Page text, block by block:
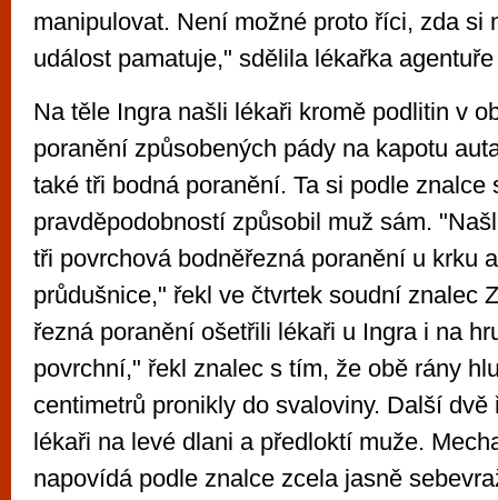
manipulovat. Není možné proto říci, zda si
událost pamatuje," sdělila lékařka
Na těle Ingra našli lékaři kromě podlitin v
poranění způsobených pády na kapotu
také tři bodná poranění. Ta si podle znalce
pravděpodobností způsobil muž sám.
tři povrchová bodněřezná poranění u krku
průdušnice," řekl ve čtvrtek soudní znalec
řezná poranění ošetřili lékaři u Ingra i na
povrchní," řekl znalec s tím, že obě rány
centimetrů pronikly do svaloviny. Další dvě
lékaři na levé dlani a předloktí muže.
napovídá podle znalce zcela jasně